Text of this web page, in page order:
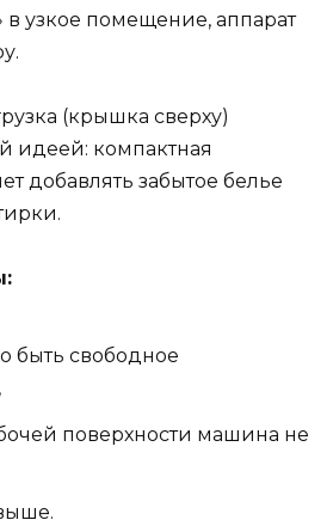
в узкое помещение, аппарат
(крышка сверху)
идеей: компактная
добавлять забытое белье
быть свободное
поверхности машина не